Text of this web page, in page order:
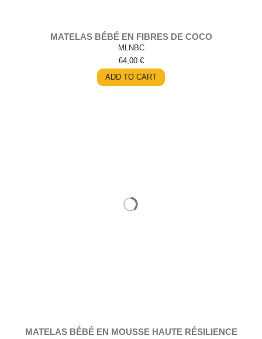
MATELAS BÉBÉ EN FIBRES DE COCO
MLNBC
64,00 €
ADD TO CART
MATELAS BÉBÉ EN MOUSSE HAUTE RÉSILIENCE